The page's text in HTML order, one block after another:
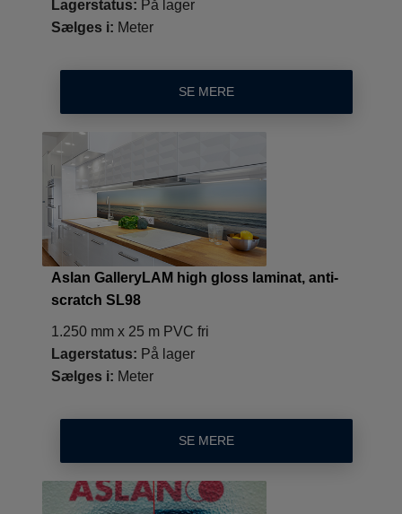
Lagerstatus: På lager
Sælges i: Meter
SE MERE
Aslan GalleryLAM high gloss laminat, anti-
scratch SL98
1.250 mm x 25 m PVC fri
Lagerstatus: På lager
Sælges i: Meter
SE MERE